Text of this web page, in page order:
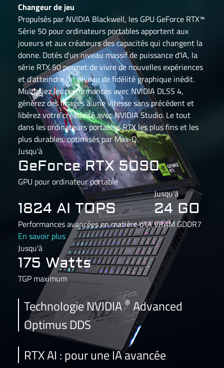
Changeur de jeu
Propulsés par NVIDIA Blackwell, les GPU GeForce RTX™
Série 50 pour ordinateurs portables apportent aux
joueurs et aux créateurs des capacités qui changent la
donne. Dotés d'un niveau massif de puissance d'IA, la
série RTX 50 permet de vivre de nouvelles expériences
et d'atteindre un niveau de fidélité graphique inédit.
Multipliez les performances avec NVIDIA DLSS 4,
générez des images à une vitesse sans précédent et
libérez votre créativité avec NVIDIA Studio. Le tout
dans les ordinateurs portables RTX les plus fins et les
plus durables, optimisés par Max-Q.
Jusqu'à
GeForce RTX 5090
GPU pour ordinateur portable
1824 AI TOPS
Performances avancées en matière d'IA
En savoir plus
Jusqu'à
24 GO
VRAM GDDR7
Jusqu'à
175 Watts
TGP maximum
Technologie NVIDIA® Advanced
Optimus DDS
RTX AI : pour une IA avancée